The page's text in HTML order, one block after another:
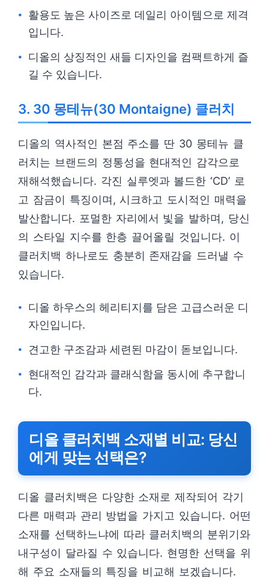
활용도 높은 사이즈로 데일리 아이템으로 제격
입니다.
디올의 상징적인 새들 디자인을 컴팩트하게 즐
길 수 있습니다.
3. 30 몽테뉴(30 Montaigne) 클러치
디올의 역사적인 본점 주소를 딴 30 몽테뉴 클
러치는 브랜드의 정통성을 현대적인 감각으로
재해석했습니다. 각진 실루엣과 볼드한 ‘CD’ 로
고 잠금이 특징이며, 시크하고 도시적인 매력을
발산합니다. 포멀한 자리에서 빛을 발하며, 당신
의 스타일 지수를 한층 끌어올릴 것입니다. 이
클러치백 하나로도 충분히 존재감을 드러낼 수
있습니다.
디올 하우스의 헤리티지를 담은 고급스러운 디
자인입니다.
견고한 구조감과 세련된 마감이 돋보입니다.
현대적인 감각과 클래식함을 동시에 추구합니
다.
디올 클러치백 소재별 비교: 당신
에게 맞는 선택은?
디올 클러치백은 다양한 소재로 제작되어 각기
다른 매력과 관리 방법을 가지고 있습니다. 어떤
소재를 선택하느냐에 따라 클러치백의 분위기와
내구성이 달라질 수 있습니다. 현명한 선택을 위
해 주요 소재들의 특징을 비교해 보겠습니다.